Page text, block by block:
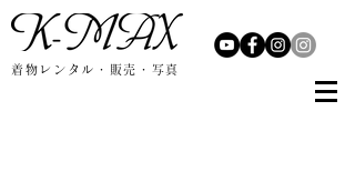
着物レンタル・販売・写真